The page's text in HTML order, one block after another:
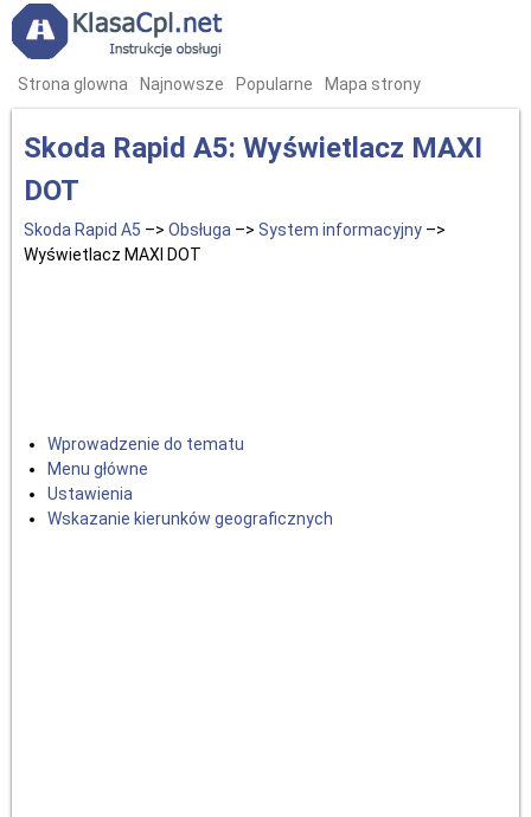
Strona glowna Najnowsze Popularne Mapa strony
Skoda Rapid A5: Wyświetlacz MAXI
DOT
Skoda Rapid A5 –> Obsługa –> System informacyjny –>
Wyświetlacz MAXI DOT
Wprowadzenie do tematu
Menu główne
Ustawienia
Wskazanie kierunków geograficznych